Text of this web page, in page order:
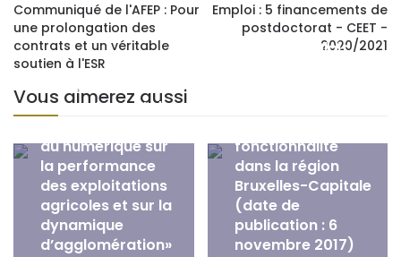
Communiqué de l'AFEP : Pour
une prolongation des
contrats et un véritable
soutien à l'ESR
Emploi : 5 financements de
postdoctorat - CEET -
2020/2021
Vous aimerez aussi
Offre financement
thèse « Impact du
du numérique sur
la performance
des exploitations
agricoles et sur la
dynamique
d’agglomération»
Offre d’emploi :
fonctionnalité
dans la région
Bruxelles-Capitale
(date de
publication : 6
novembre 2017)